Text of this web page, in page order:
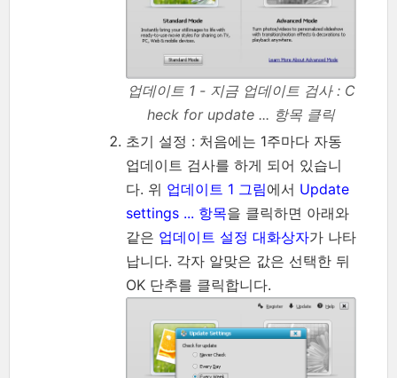
업데이트 1 - 지금 업데이트 검사 : C
heck for update ... 항목 클릭
초기 설정 : 처음에는 1주마다 자동
업데이트 검사를 하게 되어 있습니
다. 위 업데이트 1 그림에서 Update
settings ... 항목을 클릭하면 아래와
같은 업데이트 설정 대화상자가 나타
납니다. 각자 알맞은 값은 선택한 뒤
OK 단추를 클릭합니다.